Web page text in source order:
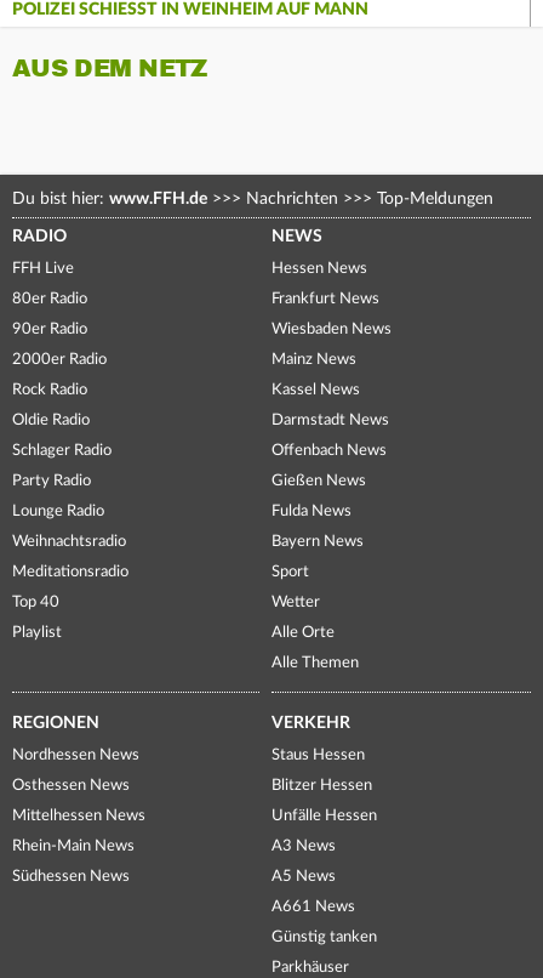
POLIZEI SCHIESST IN WEINHEIM AUF MANN
AUS DEM NETZ
Du bist hier: www.FFH.de >>> Nachrichten >>> Top-Meldungen
RADIO
FFH Live
80er Radio
90er Radio
2000er Radio
Rock Radio
Oldie Radio
Schlager Radio
Party Radio
Lounge Radio
Weihnachtsradio
Meditationsradio
Top 40
Playlist
NEWS
Hessen News
Frankfurt News
Wiesbaden News
Mainz News
Kassel News
Darmstadt News
Offenbach News
Gießen News
Fulda News
Bayern News
Sport
Wetter
Alle Orte
Alle Themen
REGIONEN
Nordhessen News
Osthessen News
Mittelhessen News
Rhein-Main News
Südhessen News
VERKEHR
Staus Hessen
Blitzer Hessen
Unfälle Hessen
A3 News
A5 News
A661 News
Günstig tanken
Parkhäuser